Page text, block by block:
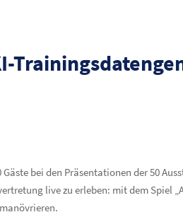
bei den Präsentationen der 50
live zu erleben: mit dem Spiel